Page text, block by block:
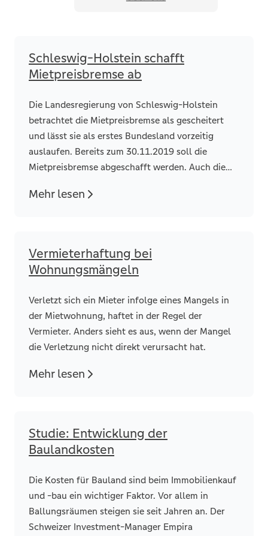
Schleswig-Holstein schafft
Mietpreisbremse ab
Die Landesregierung von Schleswig-Holstein
betrachtet die Mietpreisbremse als gescheitert
und lässt sie als erstes Bundesland vorzeitig
auslaufen. Bereits zum 30.11.2019 soll die
Mietpreisbremse abgeschafft werden. Auch die
Mieterhöhungen läuft an diesem Tag in
Mehr lesen
Vermieterhaftung bei
Wohnungsmängeln
Verletzt sich ein Mieter infolge eines Mangels in
der Mietwohnung, haftet in der Regel der
Vermieter. Anders sieht es aus, wenn der Mangel
die Verletzung nicht direkt verursacht hat.
Mehr lesen
Studie: Entwicklung der
Baulandkosten
Die Kosten für Bauland sind beim Immobilienkauf
und -bau ein wichtiger Faktor. Vor allem in
Ballungsräumen steigen sie seit Jahren an. Der
Schweizer Investment-Manager Empira